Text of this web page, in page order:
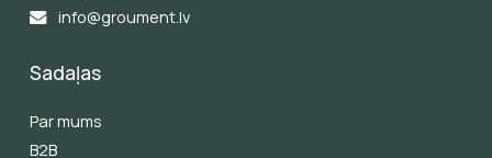
info@groument.lv
Sadaļas
Par mums
B2B